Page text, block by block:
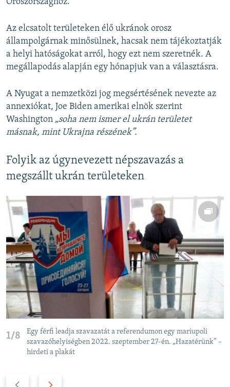
Az elcsatolt területeken élő ukránok orosz
állampolgárnak minősülnek, hacsak nem tájékoztatják
a helyi hatóságokat arról, hogy ezt nem szeretnék. A
megállapodás alapján egy hónapjuk van a választásra.
A Nyugat a nemzetközi jog megsértésének nevezte az
annexiókat, Joe Biden amerikai elnök szerint
Washington „soha nem ismer el ukrán területet
másnak, mint Ukrajna részének”.
Folyik az úgynevezett népszavazás a
megszállt ukrán területeken
1/8
Egy férfi leadja szavazatát a referendumon egy mariupoli
szavazóhelyiségben 2022. szeptember 27-én. „Hazatérünk” –
hirdeti a plakát